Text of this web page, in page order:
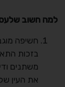
למה חשוב
חשיפה
בזכות
משתנים
את העין